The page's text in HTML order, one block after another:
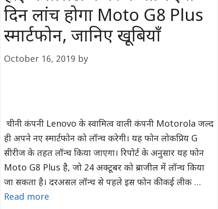
दिन लांच होगा Moto G8 Plus
स्मार्टफोन, जानिए खूबियाँ
October 16, 2019 by
चीनी कंपनी Lenovo के स्वामित्व वाली कंपनी Motorola जल्द
ही अपने नए स्मार्टफोन को लॉन्च करेगी। यह फोन लोकप्रिय G
सीरीज के तहत लॉन्च किया जाएगा। रिपोर्ट के अनुसार यह फोन
Moto G8 Plus है, जो 24 अक्टूबर को ब्राजील में लॉन्च किया
जा सकता है। दरअसल लॉन्च से पहले इस फोन की कई लीक …
Read more